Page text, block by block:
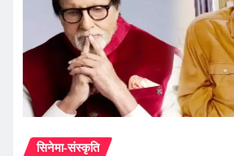
सिनेमा-संस्कृति